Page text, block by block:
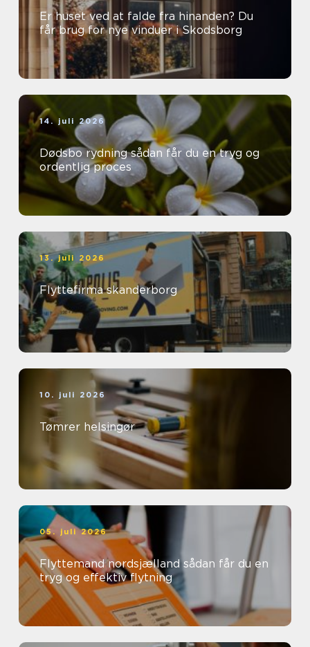
Er huset ved at falde fra hinanden? Du
får brug for nye vinduer i Skodsborg
14. juli 2026
Dødsbo rydning sådan får du en tryg og
ordentlig proces
13. juli 2026
Flyttefirma skanderborg
10. juli 2026
Tømrer helsingør
05. juli 2026
Flyttemand nordsjælland sådan får du en
tryg og effektiv flytning